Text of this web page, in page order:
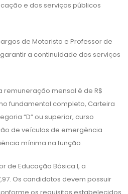
e dos serviços públicos
de Motorista e Professor de
a continuidade dos serviços
remuneração mensal é de R$
fundamental completo, Carteira
“D” ou superior, curso
de veículos de emergência
mínima na função.
de Educação Básica I, a
Os candidatos devem possuir